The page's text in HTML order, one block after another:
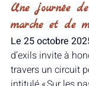
Une journée
marche et de
Le 25 octobre
d’exils invite à
travers un circuit